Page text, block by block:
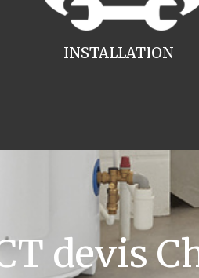
INSTALLATION
devis